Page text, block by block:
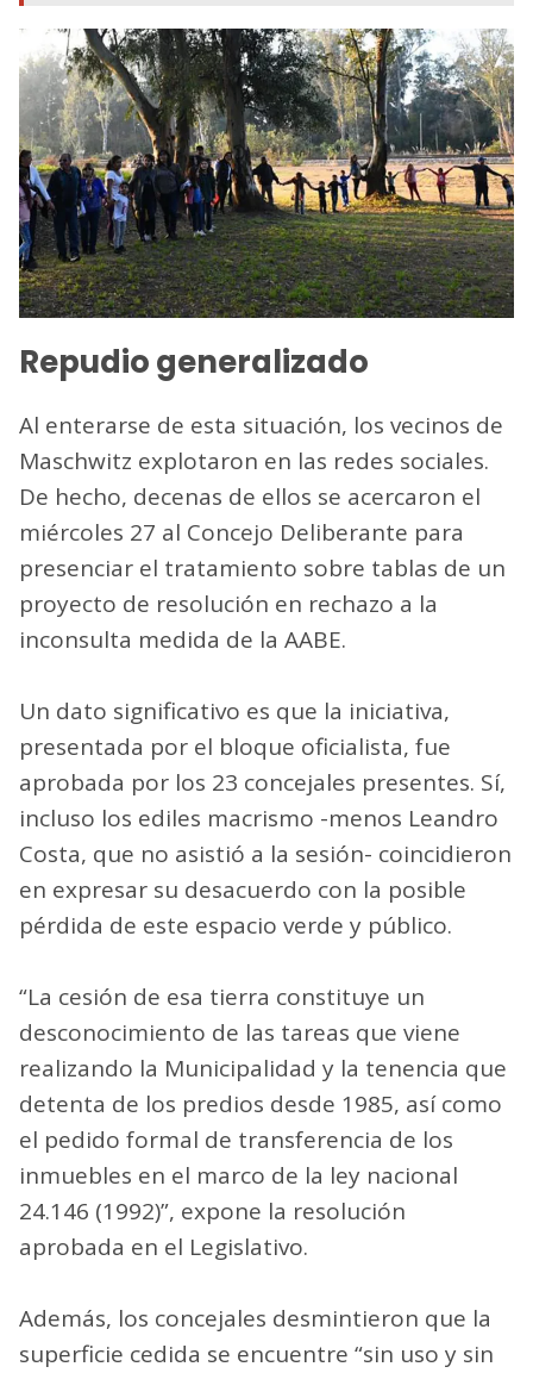
Repudio generalizado
Al enterarse de esta situación, los vecinos de
Maschwitz explotaron en las redes sociales.
De hecho, decenas de ellos se acercaron el
miércoles 27 al Concejo Deliberante para
presenciar el tratamiento sobre tablas de un
proyecto de resolución en rechazo a la
inconsulta medida de la AABE.
Un dato significativo es que la iniciativa,
presentada por el bloque oficialista, fue
aprobada por los 23 concejales presentes. Sí,
incluso los ediles macrismo -menos Leandro
Costa, que no asistió a la sesión- coincidieron
en expresar su desacuerdo con la posible
pérdida de este espacio verde y público.
“La cesión de esa tierra constituye un
desconocimiento de las tareas que viene
realizando la Municipalidad y la tenencia que
detenta de los predios desde 1985, así como
el pedido formal de transferencia de los
inmuebles en el marco de la ley nacional
24.146 (1992)”, expone la resolución
aprobada en el Legislativo.
Además, los concejales desmintieron que la
superficie cedida se encuentre “sin uso y sin